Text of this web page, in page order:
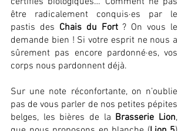
être radicalement conquis·es par le
pastis des Chais du Fort ? On vous le
demande bien ! Si votre esprit ne nous a
sûrement pas encore pardonné·es, vos
corps nous pardonnent déjà.
Sur une note réconfortante, on n’oublie
pas de vous parler de nos petites pépites
belges, les bières de la Brasserie Lion,